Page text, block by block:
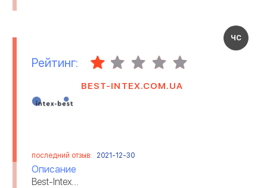
ЧС
Рейтинг:
BEST-INTEX.COM.UA
последний отзыв: 2021-12-30
Описание
Best-Intex...